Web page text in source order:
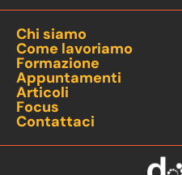
Chi siamo
Come lavoriamo
Formazione
Appuntamenti
Articoli
Focus
Contattaci